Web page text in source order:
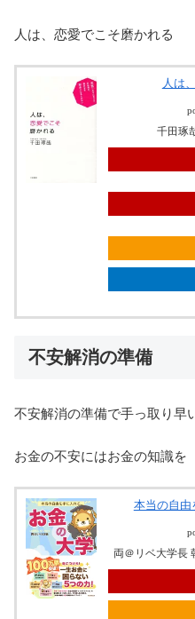
人は、恋愛でこそ磨かれる
人は
千田琢
不安解消の準備
不安解消の準備で手っ取り早
お金の不安にはお金の知識を
本当の自
両＠リベ大学長